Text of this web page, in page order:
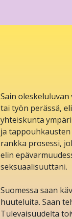
Sain
tai työn perässä,
yhteiskunta
ja
rankka prosessi,
elin
seksuaalisuuttani.
Suomessa saan
huuteluita. Saan
Tulevaisuudelta